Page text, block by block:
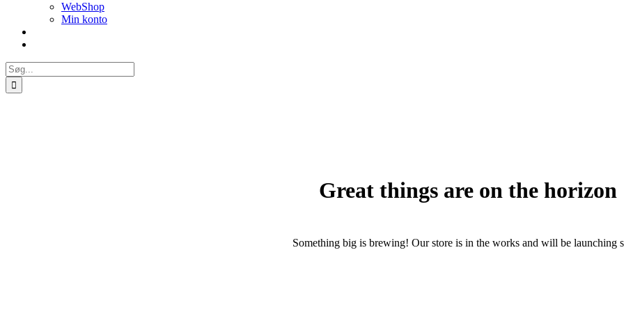
WebShop
Min konto
Søg
efter:
Great things are on the horizon
Something big is brewing! Our store is in the works and will be launching